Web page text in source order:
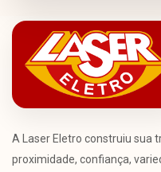
A Laser Eletro construiu sua
proximidade, confiança,